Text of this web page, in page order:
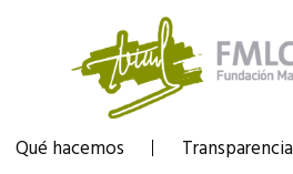
Qué hacemos Transparencia